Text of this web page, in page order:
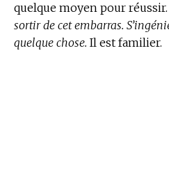
quelque moyen pour réussir.
sortir de cet embarras.
quelque chose. Il est familier.